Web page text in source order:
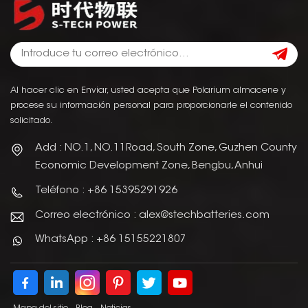
Al hacer clic en Enviar, usted acepta que Polarium almacene y
procese su información personal para proporcionarle el contenido
solicitado.
Add : NO.1, NO.11Road, South Zone, Guzhen County
Economic Development Zone, Bengbu, Anhui
Teléfono : +86 15395291926
Correo electrónico : alex@stechbatteries.com
WhatsApp : +86 15155221807